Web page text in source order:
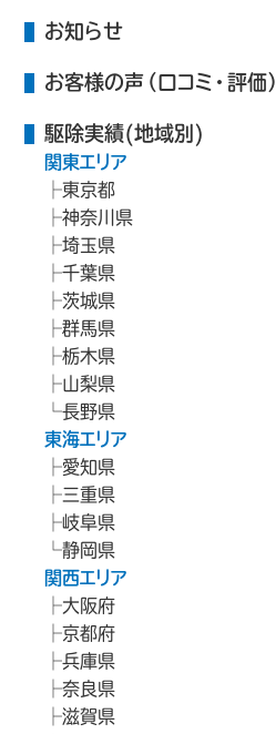
お知らせ
お客様の声（口コミ・評価）
駆除実績(地域別)
関東エリア
東京都
神奈川県
埼玉県
千葉県
茨城県
群馬県
栃木県
山梨県
長野県
東海エリア
愛知県
三重県
岐阜県
静岡県
関西エリア
大阪府
京都府
兵庫県
奈良県
滋賀県